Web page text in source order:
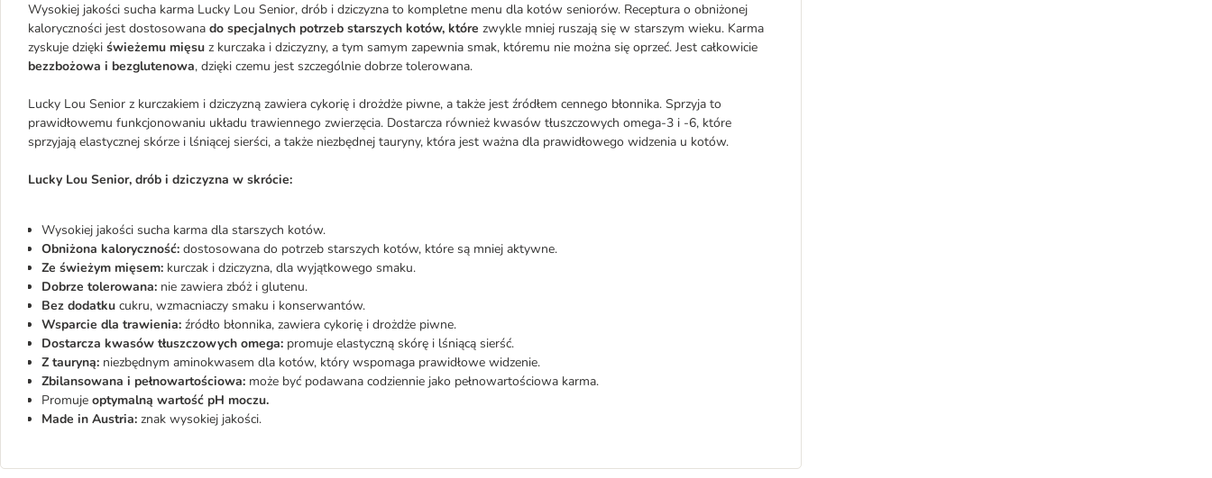
Wysokiej jakości sucha karma Lucky Lou Senior, drób i dziczyzna to kompletne menu dla kotów seniorów. Receptura o obniżonej
kaloryczności jest dostosowana do specjalnych potrzeb starszych kotów, które zwykle mniej ruszają się w starszym wieku. Karma
zyskuje dzięki świeżemu mięsu z kurczaka i dziczyzny, a tym samym zapewnia smak, któremu nie można się oprzeć. Jest całkowicie
bezzbożowa i bezglutenowa, dzięki czemu jest szczególnie dobrze tolerowana.
Lucky Lou Senior z kurczakiem i dziczyzną zawiera cykorię i drożdże piwne, a także jest źródłem cennego błonnika. Sprzyja to
prawidłowemu funkcjonowaniu układu trawiennego zwierzęcia. Dostarcza również kwasów tłuszczowych omega-3 i -6, które
sprzyjają elastycznej skórze i lśniącej sierści, a także niezbędnej tauryny, która jest ważna dla prawidłowego widzenia u kotów.
Lucky Lou Senior, drób i dziczyzna w skrócie:
Wysokiej jakości sucha karma dla starszych kotów.
Obniżona kaloryczność: dostosowana do potrzeb starszych kotów, które są mniej aktywne.
Ze świeżym mięsem: kurczak i dziczyzna, dla wyjątkowego smaku.
Dobrze tolerowana: nie zawiera zbóż i glutenu.
Bez dodatku cukru, wzmacniaczy smaku i konserwantów.
Wsparcie dla trawienia: źródło błonnika, zawiera cykorię i drożdże piwne.
Dostarcza kwasów tłuszczowych omega: promuje elastyczną skórę i lśniącą sierść.
Z tauryną: niezbędnym aminokwasem dla kotów, który wspomaga prawidłowe widzenie.
Zbilansowana i pełnowartościowa: może być podawana codziennie jako pełnowartościowa karma.
Promuje optymalną wartość pH moczu.
Made in Austria: znak wysokiej jakości.